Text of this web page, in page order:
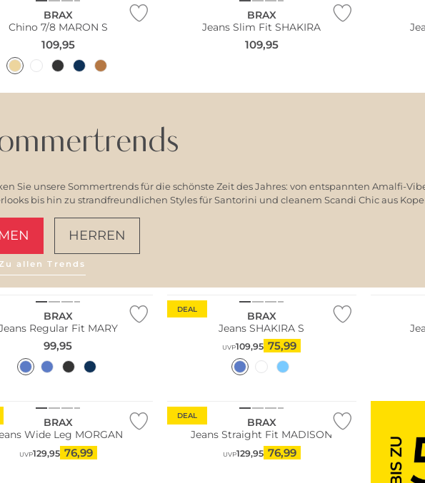
BRAX
Chino 7/8 MARON S
109,95
BRAX
Jeans Slim Fit SHAKIRA
109,95
Sie unsere Sommertrends für die schönste Zeit des Jahres: von entspannten Amalfi-
bis hin zu strandfreundlichen Styles für Santorini und cleanem Scandi Chic aus
HERREN
allen Trends
BRAX
Regular Fit MARY
99,95
DEAL
BRAX
Jeans SHAKIRA S
UVP109,95 75,99
BRAX
Wide Leg MORGAN
UVP129,95 76,99
DEAL
BRAX
Jeans Straight Fit MADISON
UVP129,95 76,99